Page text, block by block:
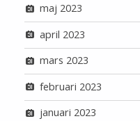
maj 2023
april 2023
mars 2023
februari 2023
januari 2023